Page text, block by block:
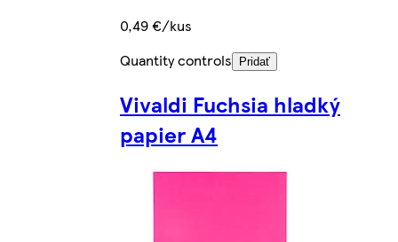
0,49 €/kus
Quantity controls
Pridať
Vivaldi Fuchsia hladký
papier A4